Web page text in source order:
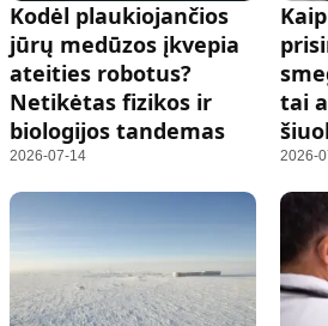
Kodėl plaukiojančios
jūrų medūzos įkvepia
ateities robotus?
Netikėtas fizikos ir
biologijos tandemas
2026-07-14
tai
2026-